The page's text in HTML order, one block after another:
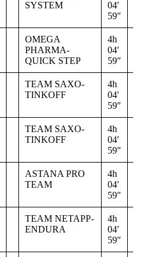
SYSTEM
04′
59″
OMEGA
PHARMA-
QUICK STEP
4h
04′
59″
TEAM SAXO-
TINKOFF
4h
04′
59″
TEAM SAXO-
TINKOFF
4h
04′
59″
ASTANA PRO
TEAM
4h
04′
59″
TEAM NETAPP-
ENDURA
4h
04′
59″